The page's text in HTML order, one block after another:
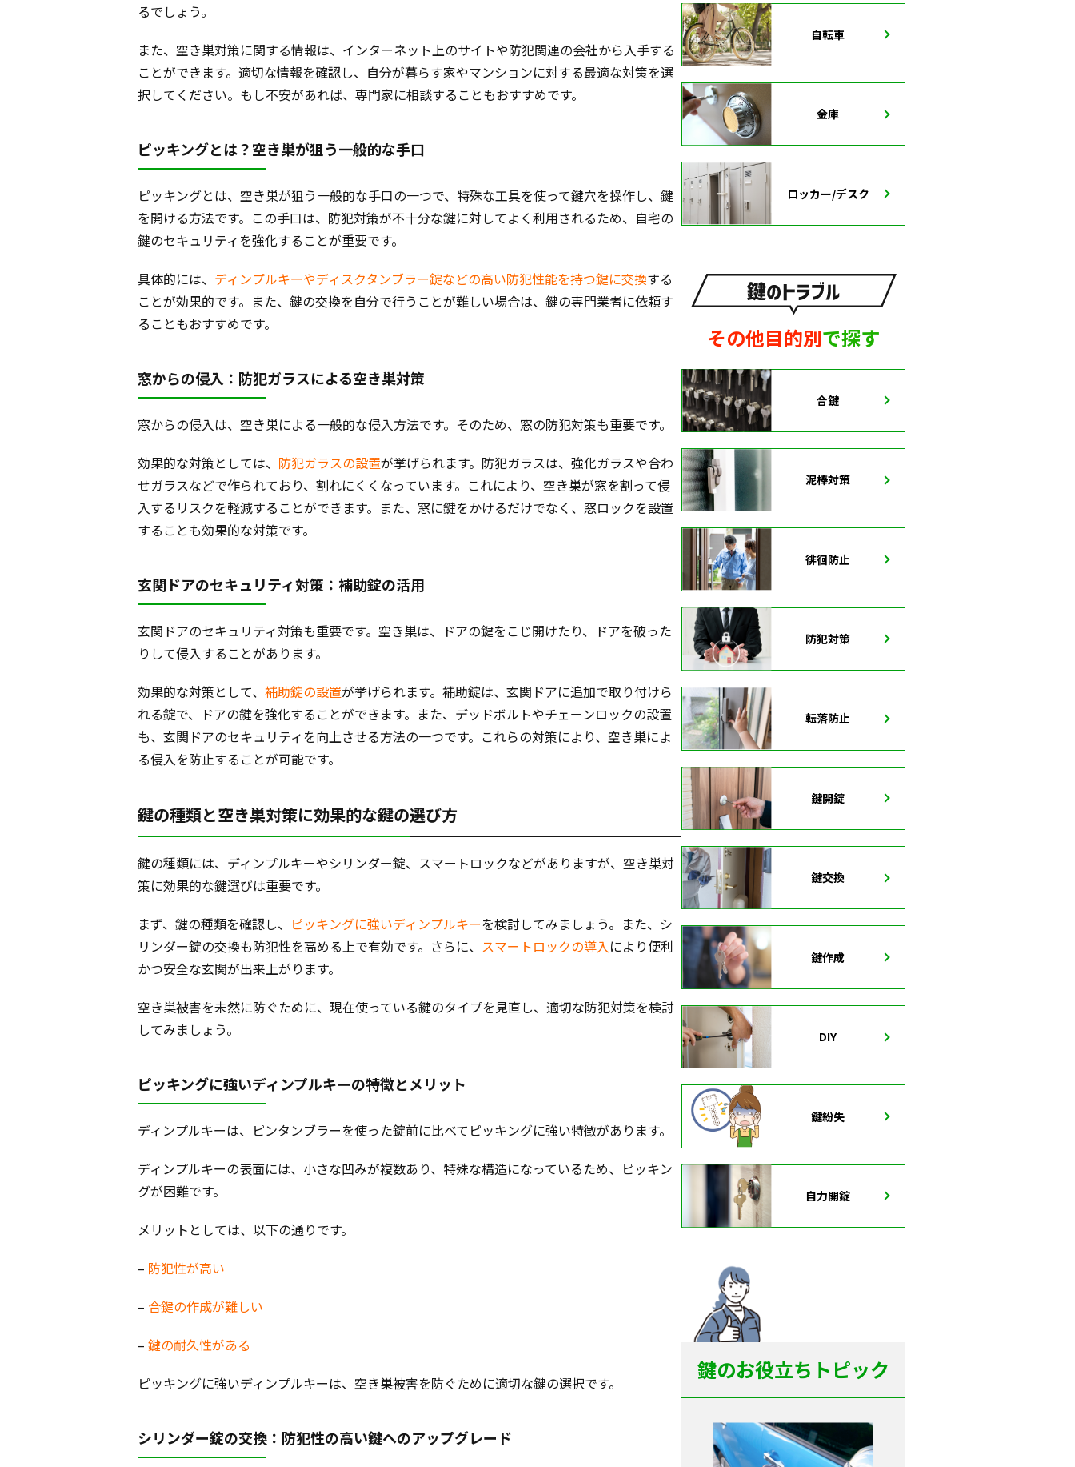
るでしょう。
また、空き巣対策に関する情報は、インターネット上のサイトや防犯関連の会社から入手する
ことができます。適切な情報を確認し、自分が暮らす家やマンションに対する最適な対策を選
択してください。もし不安があれば、専門家に相談することもおすすめです。
ピッキングとは？空き巣が狙う一般的な手口
ピッキングとは、空き巣が狙う一般的な手口の一つで、特殊な工具を使って鍵穴を操作し、鍵
を開ける方法です。この手口は、防犯対策が不十分な鍵に対してよく利用されるため、自宅の
鍵のセキュリティを強化することが重要です。
具体的には、 ディンプルキーやディスクタンブラー錠などの高い防犯性能を持つ鍵に交換する
ことが効果的です。また、鍵の交換を自分で行うことが難しい場合は、鍵の専門業者に依頼す
ることもおすすめです。
窓からの侵入：防犯ガラスによる空き巣対策
窓からの侵入は、空き巣による一般的な侵入方法です。そのため、窓の防犯対策も重要です。
効果的な対策としては、 防犯ガラスの設置が挙げられます。防犯ガラスは、強化ガラスや合わ
せガラスなどで作られており、割れにくくなっています。これにより、空き巣が窓を割って侵
入するリスクを軽減することができます。また、窓に鍵をかけるだけでなく、窓ロックを設置
することも効果的な対策です。
玄関ドアのセキュリティ対策：補助錠の活用
玄関ドアのセキュリティ対策も重要です。空き巣は、ドアの鍵をこじ開けたり、ドアを破った
りして侵入することがあります。
効果的な対策として、 補助錠の設置が挙げられます。補助錠は、玄関ドアに追加で取り付けら
れる錠で、ドアの鍵を強化することができます。また、デッドボルトやチェーンロックの設置
も、玄関ドアのセキュリティを向上させる方法の一つです。これらの対策により、空き巣によ
る侵入を防止することが可能です。
鍵の種類と空き巣対策に効果的な鍵の選び方
鍵の種類には、ディンプルキーやシリンダー錠、スマートロックなどがありますが、空き巣対
策に効果的な鍵選びは重要です。
まず、鍵の種類を確認し、 ピッキングに強いディンプルキーを検討してみましょう。また、シ
リンダー錠の交換も防犯性を高める上で有効です。さらに、 スマートロックの導入 により便利
かつ安全な玄関が出来上がります。
空き巣被害を未然に防ぐために、現在使っている鍵のタイプを見直し、適切な防犯対策を検討
してみましょう。
ピッキングに強いディンプルキーの特徴とメリット
ディンプルキーは、ピンタンブラーを使った錠前に比べてピッキングに強い特徴があります。
ディンプルキーの表面には、小さな凹みが複数あり、特殊な構造になっているため、ピッキン
グが困難です。
メリットとしては、以下の通りです。
– 防犯性が高い
– 合鍵の作成が難しい
– 鍵の耐久性がある
ピッキングに強いディンプルキーは、空き巣被害を防ぐために適切な鍵の選択です。
シリンダー錠の交換：防犯性の高い鍵へのアップグレード
自転車
金庫
ロッカー/デスク
その他目的別で探す
合鍵
泥棒対策
徘徊防止
防犯対策
転落防止
鍵開錠
鍵交換
鍵作成
DIY
鍵紛失
自力開錠
鍵のお役立ちトピック